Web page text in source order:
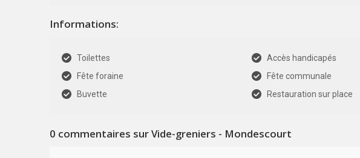
Informations:
Toilettes
Accès handicapés
Fête foraine
Fête communale
Buvette
Restauration sur place
0 commentaires sur Vide-greniers - Mondescourt